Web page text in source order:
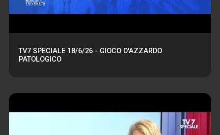
TV7 SPECIALE 18/6/26 - GIOCO D'AZZARDO
PATOLOGICO